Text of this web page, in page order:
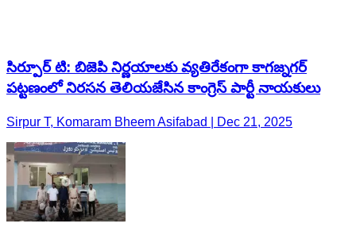
సిర్పూర్ టి: బిజెపి నిర్ణయాలకు వ్యతిరేకంగా కాగజ్నగర్
పట్టణంలో నిరసన తెలియజేసిన కాంగ్రెస్ పార్టీ నాయకులు
Sirpur T, Komaram Bheem Asifabad | Dec 21, 2025